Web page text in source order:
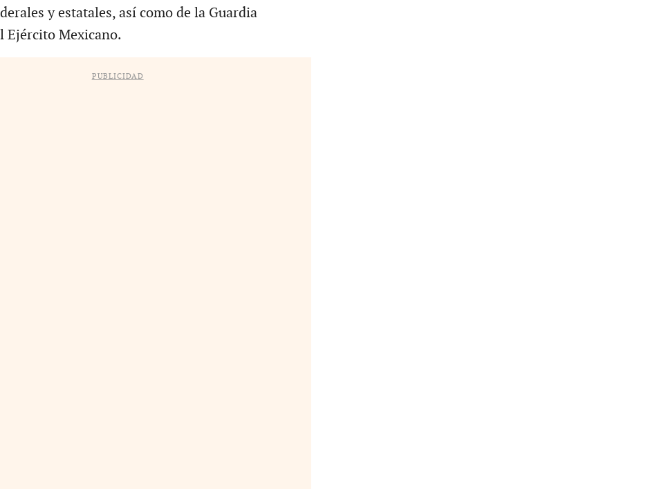
y estatales, así como de la Guardia
Ejército Mexicano.
PUBLICIDAD